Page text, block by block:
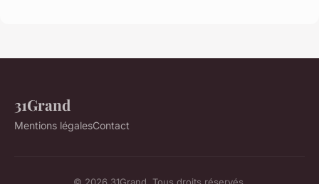
31Grand
Mentions légalesContact